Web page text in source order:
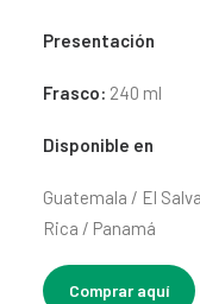
SEARCH
Presentación
Frasco: 240 ml
Disponible en
Guatemala / El
Rica / Panamá
Comprar aquí